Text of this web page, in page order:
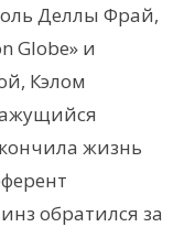
Деллы Фрай,
Globe» и
Кэлом
жизнь
обратился за